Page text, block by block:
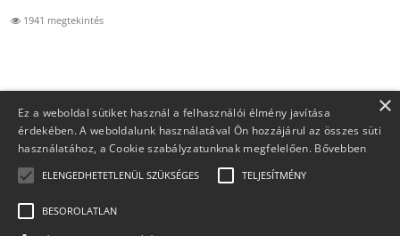
1941 megtekintés
Copyright 2026 Foglaljma.hu - Minden jog fenntartva.
×
Ez a weboldal sütiket használ a felhasználói élmény javítása
érdekében. A weboldalunk használatával Ön hozzájárul az összes süti
használatához, a Cookie szabályzatunknak megfelelően. Bővebben
ELENGEDHETETLENÜL SZÜKSÉGES TELJESÍTMÉNY
BESOROLATLAN